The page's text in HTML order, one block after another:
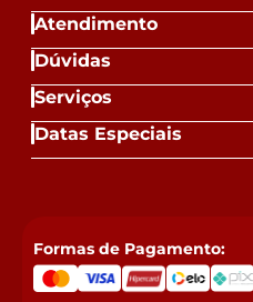
Atendimento
Dúvidas
Serviços
Datas Especiais
Formas de Pagamento: